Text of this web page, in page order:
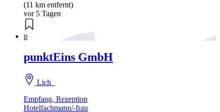
(11 km entfernt)
vor 5 Tagen
p
punktEins GmbH
Lich
Empfang, Rezeption
Hotelfachmann/-frau